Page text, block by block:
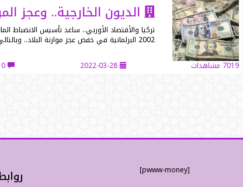
الديون الخارجية.. وعجز
تركيا والأقتصاد الأوربي.. ساعد تأسيس الانضباط
2002 البرلمانية في خفض عجز موازنة البلاد.. وبالتالي تحسين …
7019 مشاهدات
2022-03-28 0 تعليق
[pwww-money]